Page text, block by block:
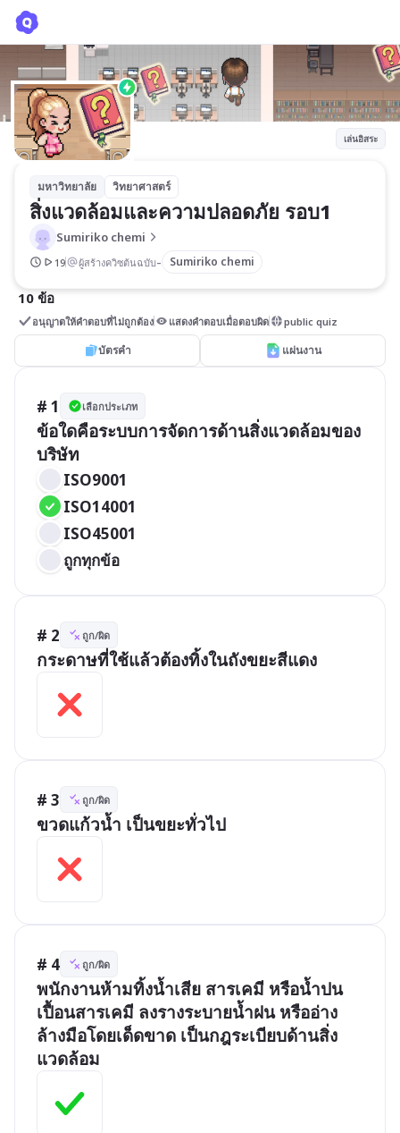
เล่นอิสระ
มหาวิทยาลัย วิทยาศาสตร์
สิ่งแวดล้อมและความปลอดภัย รอบ1
Sumiriko chemi
19 ผู้สร้างควิซต้นฉบับ- Sumiriko chemi
10 ข้อ
อนุญาตให้คำตอบที่ไม่ถูกต้อง แสดงคำตอบเมื่อตอบผิด public quiz
บัตรคำ แผ่นงาน
# 1 เลือกประเภท
ข้อใดคือระบบการจัดการด้านสิ่งแวดล้อมของ
บริษัท
ISO9001
ISO14001
ISO45001
ถูกทุกข้อ
# 2 ถูก/ผิด
กระดาษที่ใช้แล้วต้องทิ้งในถังขยะสีแดง
# 3 ถูก/ผิด
ขวดแก้วน้ำ เป็นขยะทั่วไป
# 4 ถูก/ผิด
พนักงานห้ามทิ้งน้ำเสีย สารเคมี หรือน้ำปน
เปื้อนสารเคมี ลงรางระบายน้ำฝน หรืออ่าง
ล้างมือโดยเด็ดขาด เป็นกฎระเบียบด้านสิ่ง
แวดล้อม